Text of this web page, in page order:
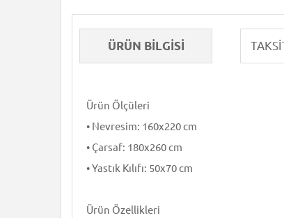
ÜRÜN BILGISI
Ürün Ölçüleri
• Nevresim: 160x220 cm
• Çarsaf: 180x260 cm
• Yastık Kılıfı: 50x70 cm
Ürün Özellikleri